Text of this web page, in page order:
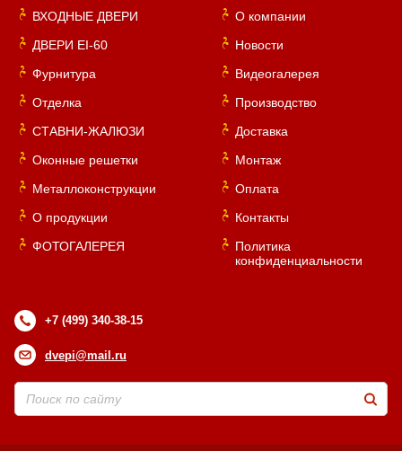
ВХОДНЫЕ ДВЕРИ
ДВЕРИ EI-60
Фурнитура
Отделка
СТАВНИ-ЖАЛЮЗИ
Оконные решетки
Металлоконструкции
О продукции
ФОТОГАЛЕРЕЯ
О компании
Новости
Видеогалерея
Производство
Доставка
Монтаж
Оплата
Контакты
Политика
конфиденциальности
+7 (499) 340-38-15
dvepi@mail.ru